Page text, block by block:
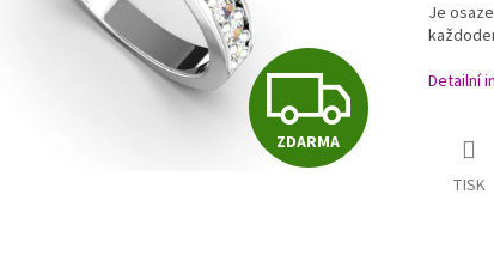
Z
D
ZDARMA
Je
Detailní
TISK